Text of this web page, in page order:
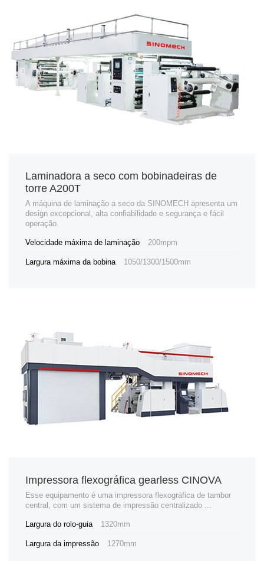
Laminadora a seco com bobinadeiras de
torre A200T
A máquina de laminação a seco da SINOMECH apresenta um
design excepcional, alta confiabilidade e segurança e fácil
operação.
Velocidade máxima de laminação 200mpm
Largura máxima da bobina 1050/1300/1500mm
Impressora flexográfica gearless CINOVA
Esse equipamento é uma impressora flexográfica de tambor
central, com um sistema de impressão centralizado ...
Largura do rolo-guia 1320mm
Largura da impressão 1270mm